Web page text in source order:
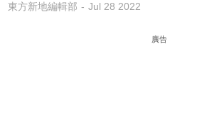
東方新地編輯部 Jul 28 2022
廣告